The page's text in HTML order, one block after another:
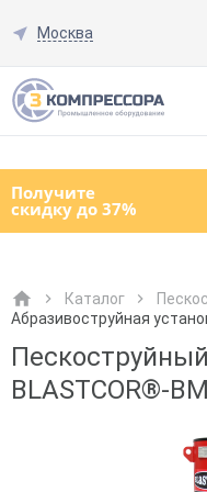
Москва
Получите
скидку до 37%
Смотреть все
Каталог
Абразивоструйная
BLASTCOR®-
Как к Вам
Как к Вам
Город доставки
Как к Вам
Как к Вам